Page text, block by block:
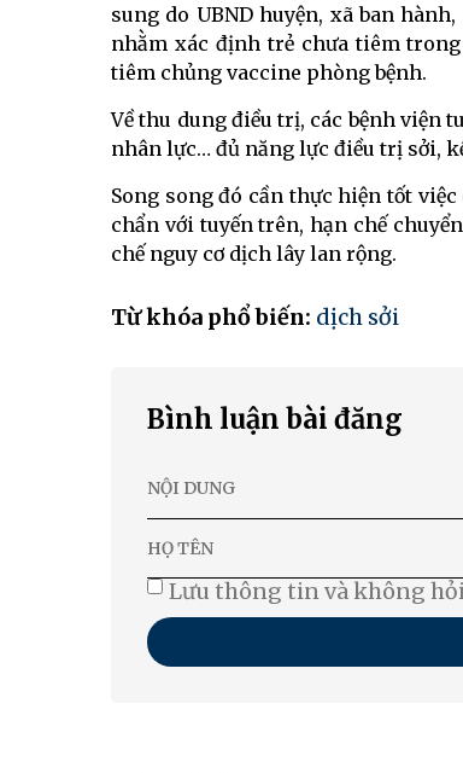
sung do UBND huyện, xã ban
nhằm xác định trẻ chưa tiêm
tiêm chủng vaccine phòng bệnh.
Về thu dung điều trị, các bệnh viện
nhân lực… đủ năng lực điều trị sởi,
Song song đó cần thực hiện tốt
chẩn với tuyến trên, hạn chế
chế nguy cơ dịch lây lan rộng.
Từ khóa phổ biến: dịch sởi
Bình luận bài đăng
Lưu thông tin và không